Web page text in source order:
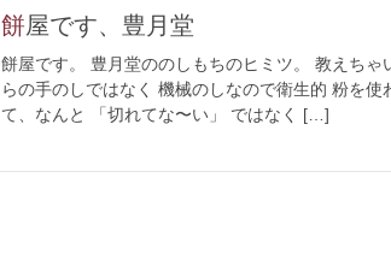
餅屋です、豊月堂
餅屋です。 豊月堂ののしもちのヒミツ。 教えち
らの手のしではなく 機械のしなので衛生的 粉を
て、なんと 「切れてな〜い」 ではなく […]